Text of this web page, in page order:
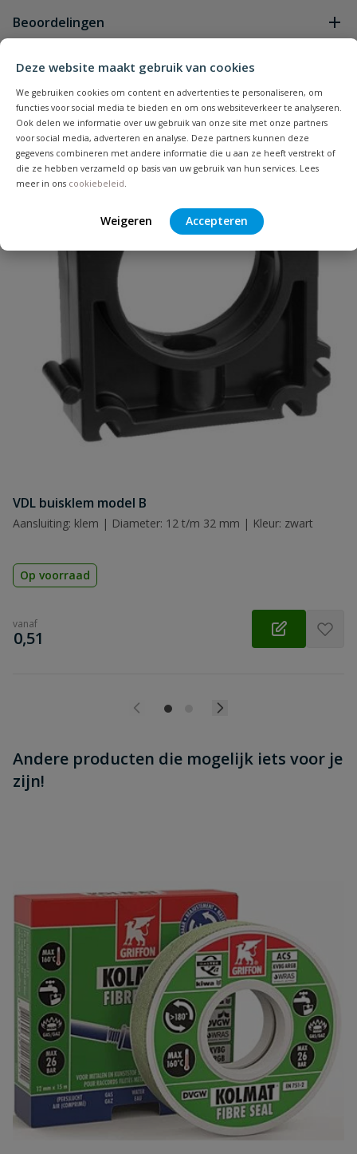
Deze website maakt gebruik van cookies
We gebruiken cookies om content en advertenties te personaliseren, om
functies voor social media te bieden en om ons websiteverkeer te analyseren.
Ook delen we informatie over uw gebruik van onze site met onze partners
voor social media, adverteren en analyse. Deze partners kunnen deze
gegevens combineren met andere informatie die u aan ze heeft verstrekt of
die ze hebben verzameld op basis van uw gebruik van hun services. Lees
meer in ons cookiebeleid.
Weigeren Accepteren
Heb je zelf ook een vraag over
dit product?
vraag
Beoordelingen
Schrijf zelf een beoordeling
Je beoordeelt:VDL tyleen knie 90° binnendraad 40
mm x 1 1/4''
Uw waardering:
Samenvatting
Beoordeling
Beoordeling versturen
Bijpassende producten
Populair
VDL buisklem model B
Aansluiting: klem | Diameter: 12 t/m 32 mm | Kleur: zwart
Op voorraad
vanaf
€
0,51
Andere producten die mogelijk iets voor je
zijn!